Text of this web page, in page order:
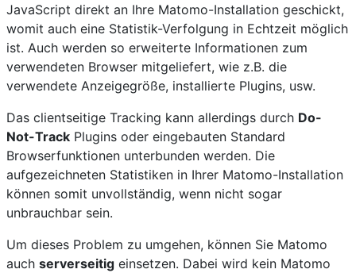
JavaScript direkt an Ihre Matomo-Installation geschickt,
womit auch eine Statistik-Verfolgung in Echtzeit möglich
ist. Auch werden so erweiterte Informationen zum
verwendeten Browser mitgeliefert, wie z.B. die
verwendete Anzeigegröße, installierte Plugins, usw.
Das clientseitige Tracking kann allerdings durch Do-
Not-Track Plugins oder eingebauten Standard
Browserfunktionen unterbunden werden. Die
aufgezeichneten Statistiken in Ihrer Matomo-Installation
können somit unvollständig, wenn nicht sogar
unbrauchbar sein.
Um dieses Problem zu umgehen, können Sie Matomo
auch serverseitig einsetzen. Dabei wird kein Matomo